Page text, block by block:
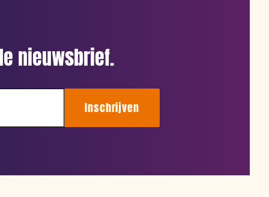
nieuwsbrief.
Inschrijven